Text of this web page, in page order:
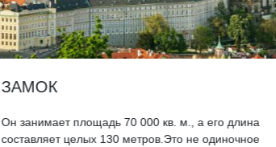
ЗАМОК
Он занимает площадь 70 000 кв. м., а его длина
составляет целых 130 метров.Это не одиночное